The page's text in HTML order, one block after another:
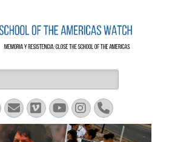
SOAW
EmailVimeoYouTube
Instagram
Phone